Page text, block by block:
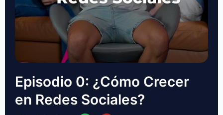
Episodio 0: ¿Cómo Crecer
en Redes Sociales?